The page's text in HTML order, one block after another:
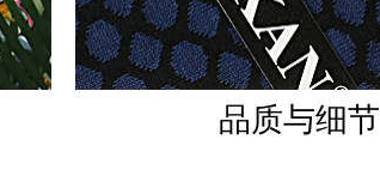
品质与细节